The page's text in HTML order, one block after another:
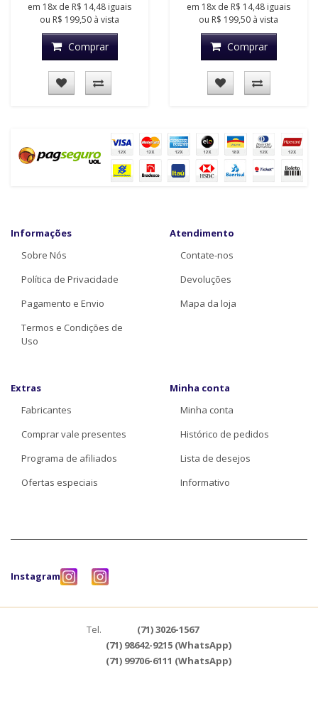
em 18x de R$ 14,48 iguais
ou R$ 199,50 à vista
Comprar
em 18x de R$ 14,48 iguais
ou R$ 199,50 à vista
Comprar
Informações
Sobre Nós
Política de Privacidade
Pagamento e Envio
Termos e Condições de
Uso
Atendimento
Contate-nos
Devoluções
Mapa da loja
Extras
Fabricantes
Comprar vale presentes
Programa de afiliados
Ofertas especiais
Minha conta
Minha conta
Histórico de pedidos
Lista de desejos
Informativo
Instagram
Tel.
(71) 3026-1567
(71) 98642-9215 (WhatsApp)
(71) 99706-6111 (WhatsApp)